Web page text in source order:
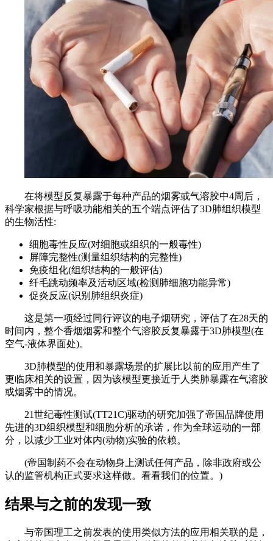
在将模型反复暴露于每种产品的烟雾或气溶胶中4周后，
科学家根据与呼吸功能相关的五个端点评估了3D肺组织模型
的生物活性:
细胞毒性反应(对细胞或组织的一般毒性)
屏障完整性(测量组织结构的完整性)
免疫组化(组织结构的一般评估)
纤毛跳动频率及活动区域(检测肺细胞功能异常)
促炎反应(识别肺组织炎症)
这是第一项经过同行评议的电子烟研究，评估了在28天的
时间内，整个香烟烟雾和整个气溶胶反复暴露于3D肺模型(在
空气-液体界面处)。
3D肺模型的使用和暴露场景的扩展比以前的应用产生了
更临床相关的设置，因为该模型更接近于人类肺暴露在气溶胶
或烟雾中的情况。
21世纪毒性测试(TT21C)驱动的研究加强了帝国品牌使用
先进的3D组织模型和细胞分析的承诺，作为全球运动的一部
分，以减少工业对体内(动物)实验的依赖。
(帝国制药不会在动物身上测试任何产品，除非政府或公
认的监管机构正式要求这样做。 看看我们的位置。)
结果与之前的发现一致
与帝国理工之前发表的使用类似方法的应用相关联的是，